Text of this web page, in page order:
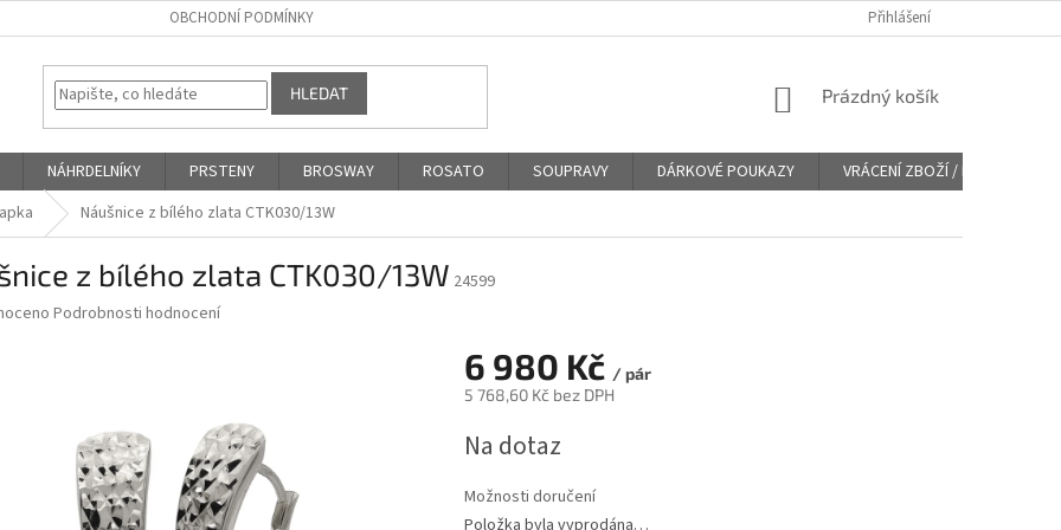
OBCHODNÍ PODMÍNKY Přihlášení
HLEDAT
NÁKUPNÍ
Prázdný košík
NÁHRDELNÍKY PRSTENY BROSWAY ROSATO SOUPRAVY DÁRKOVÉ POUKAZY
VRÁCENÍ ZBOŽÍ / REKLAMACE
Náušnice z bílého zlata CTK030/13W
z bílého zlata CTK030/13W 24599
Podrobnosti hodnocení
6 980 Kč / pár
5 768,60 Kč bez DPH
cena:
Na dotaz
Možnosti doručení